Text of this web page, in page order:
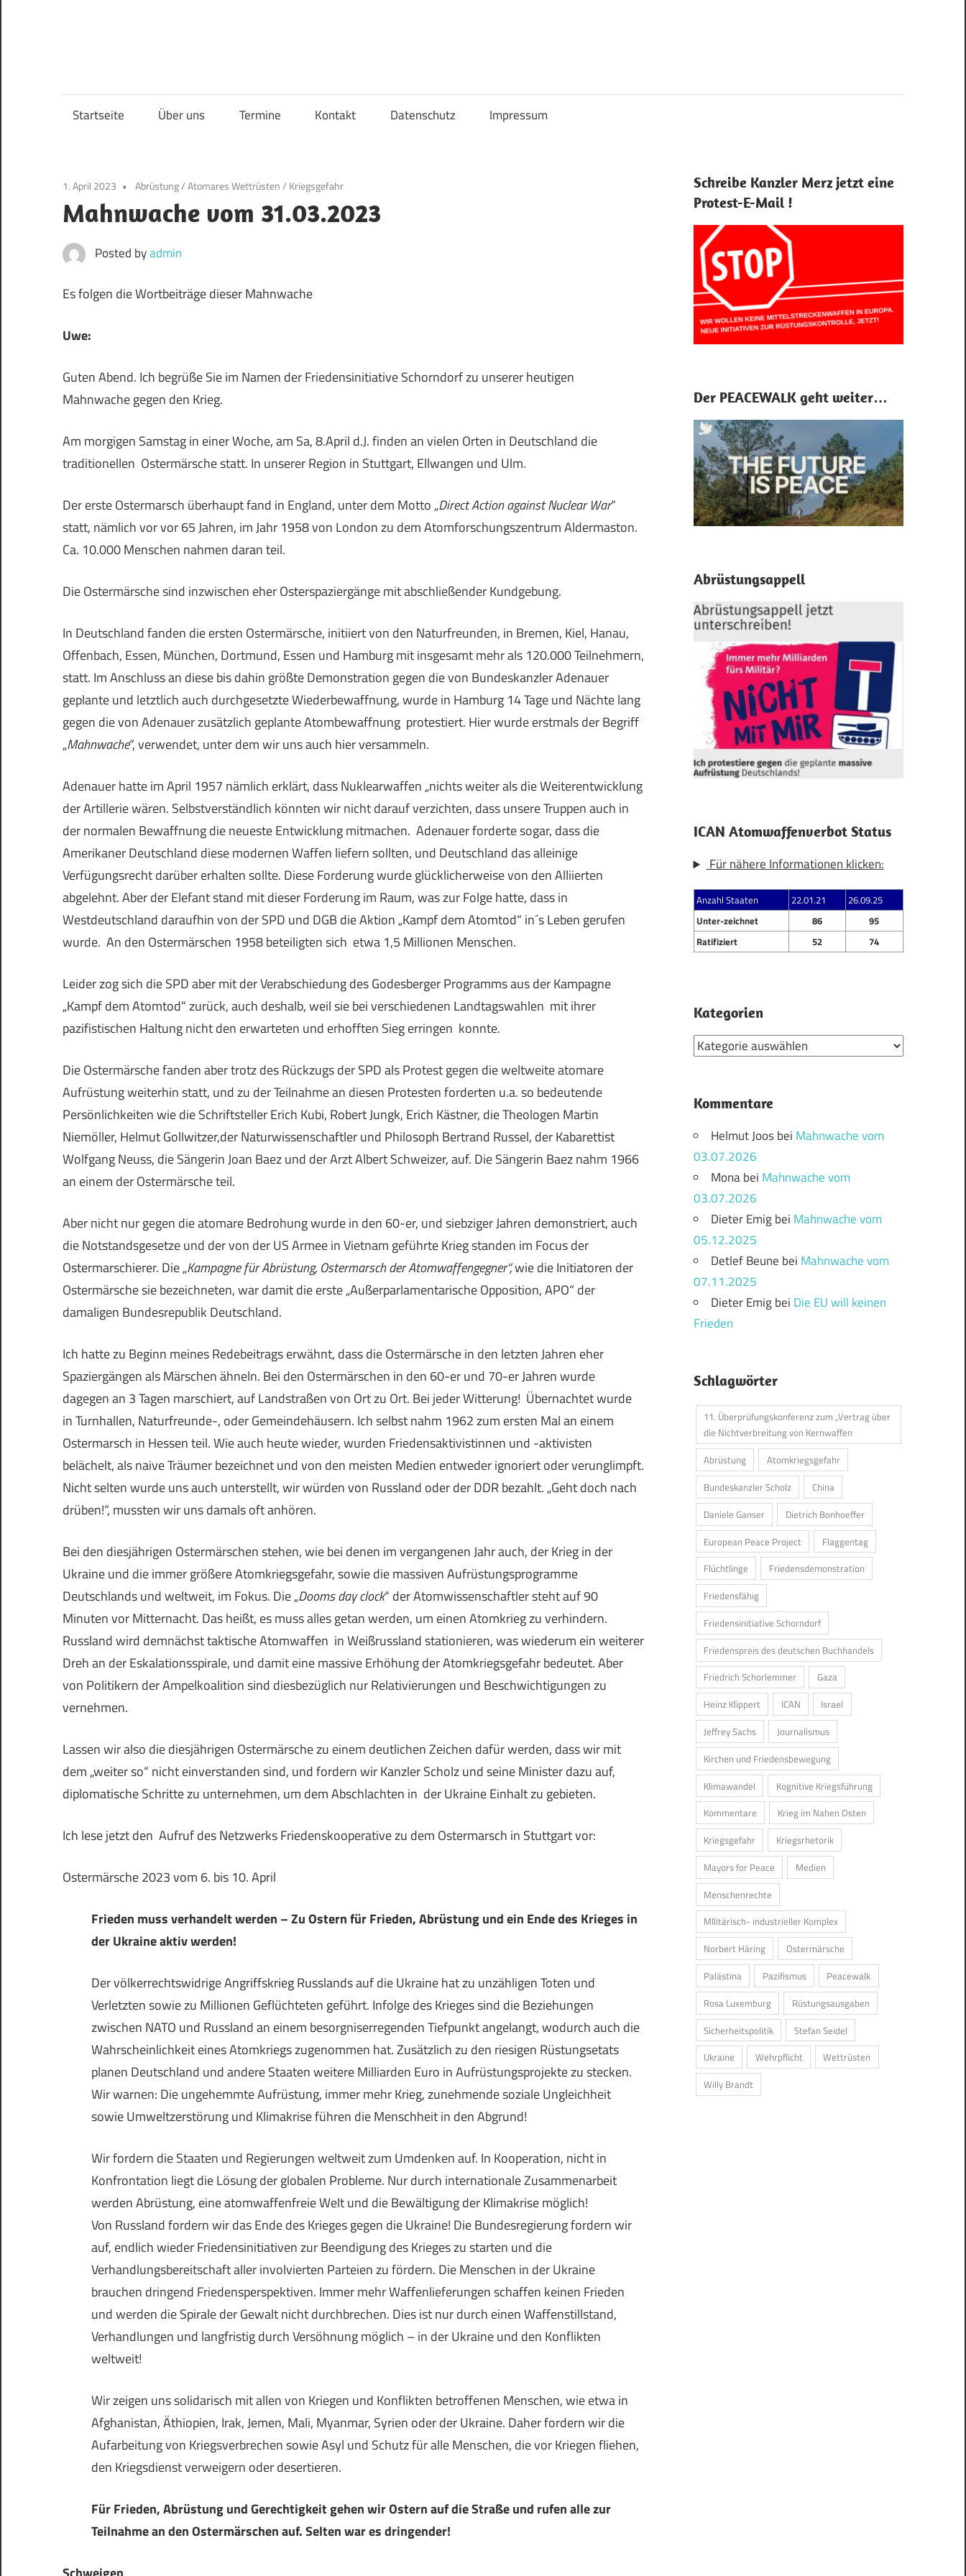
Startseite Über uns Termine Kontakt Datenschutz Impressum
1. April 2023 Abrüstung/Atomares Wettrüsten/ Kriegsgefahr
Mahnwache vom 31.03.2023
Posted byadmin
Es folgen die Wortbeiträge dieser Mahnwache
Uwe:
Guten Abend. Ich begrüße Sie im Namen der Friedensinitiative Schorndorf zu unserer heutigen
Mahnwache gegen den Krieg.
Am morgigen Samstag in einer Woche, am Sa, 8.April d.J. finden an vielen Orten in Deutschland die
traditionellen Ostermärsche statt. In unserer Region in Stuttgart, Ellwangen und Ulm.
Der erste Ostermarsch überhaupt fand in England, unter dem Motto „Direct Actionagainst Nuclear War“
statt, nämlich vor vor 65 Jahren, im Jahr 1958 von London zu dem Atomforschungszentrum Aldermaston.
Ca. 10.000 Menschen nahmen daran teil.
Die Ostermärsche sind inzwischen eher Osterspaziergänge mit abschließender Kundgebung.
In Deutschland fanden die ersten Ostermärsche, initiiert von den Naturfreunden, in Bremen, Kiel, Hanau,
Offenbach, Essen, München, Dortmund, Essen und Hamburg mit insgesamt mehr als 120.000 Teilnehmern,
statt. Im Anschluss an diese bis dahin größte Demonstration gegen die von Bundeskanzler Adenauer
geplante und letztlich auch durchgesetzte Wiederbewaffnung, wurde in Hamburg 14 Tage und Nächte lang
gegen die von Adenauer zusätzlich geplante Atombewaffnung protestiert. Hier wurde erstmals der Begriff
„Mahnwache“, verwendet, unter dem wir uns auch hier versammeln.
Adenauer hatte im April 1957 nämlich erklärt, dass Nuklearwaffen „nichts weiter als die Weiterentwicklung
der Artillerie wären. Selbstverständlich könnten wir nicht darauf verzichten, dass unsere Truppen auch in
der normalen Bewaffnung die neueste Entwicklung mitmachen. Adenauer forderte sogar, dass die
Amerikaner Deutschland diese modernen Waffen liefern sollten, und Deutschland das alleinige
Verfügungsrecht darüber erhalten sollte. Diese Forderung wurde glücklicherweise von den Alliierten
abgelehnt. Aber der Elefant stand mit dieser Forderung im Raum, was zur Folge hatte, dass in
Westdeutschland daraufhin von der SPD und DGB die Aktion „Kampf dem Atomtod“ in´s Leben gerufen
wurde. An den Ostermärschen 1958 beteiligten sich etwa 1,5 Millionen Menschen.
Leider zog sich die SPD aber mit der Verabschiedung des Godesberger Programms aus der Kampagne
„Kampf dem Atomtod“ zurück, auch deshalb, weil sie bei verschiedenen Landtagswahlen mit ihrer
pazifistischen Haltung nicht den erwarteten und erhofften Sieg erringen konnte.
Die Ostermärsche fanden aber trotz des Rückzugs der SPD als Protest gegen die weltweite atomare
Aufrüstung weiterhin statt, und zu der Teilnahme an diesen Protesten forderten u.a. so bedeutende
Persönlichkeiten wie die Schriftsteller Erich Kubi, Robert Jungk, Erich Kästner, die Theologen Martin
Niemöller, Helmut Gollwitzer,der Naturwissenschaftler und Philosoph Bertrand Russel, der Kabarettist
Wolfgang Neuss, die Sängerin Joan Baez und der Arzt Albert Schweizer, auf. Die Sängerin Baez nahm 1966
an einem der Ostermärsche teil.
Aber nicht nur gegen die atomare Bedrohung wurde in den 60-er, und siebziger Jahren demonstriert, auch
die Notstandsgesetze und der von der US Armee in Vietnam geführte Krieg standen im Focus der
Ostermarschierer. Die „Kampagne für Abrüstung, Ostermarsch der Atomwaffengegner“,wie die Initiatoren der
Ostermärsche sie bezeichneten, war damit die erste „Außerparlamentarische Opposition, APO“ der
damaligen Bundesrepublik Deutschland.
Ich hatte zu Beginn meines Redebeitrags erwähnt, dass die Ostermärsche in den letzten Jahren eher
Spaziergängen als Märschen ähneln. Bei den Ostermärschen in den 60-er und 70-er Jahren wurde
dagegen an 3 Tagen marschiert, auf Landstraßen von Ort zu Ort. Bei jeder Witterung! Übernachtet wurde
in Turnhallen, Naturfreunde-, oder Gemeindehäusern. Ich selbst nahm 1962 zum ersten Mal an einem
Ostermarsch in Hessen teil. Wie auch heute wieder, wurden Friedensaktivistinnen und -aktivisten
belächelt, als naive Träumer bezeichnet und von den meisten Medien entweder ignoriert oder verunglimpft.
Nicht selten wurde uns auch unterstellt, wir würden von Russland oder der DDR bezahlt. „Geht doch nach
drüben!“, mussten wir uns damals oft anhören.
Bei den diesjährigen Ostermärschen stehen, wie bei denen im vergangenen Jahr auch, der Krieg in der
Ukraine und die immer größere Atomkriegsgefahr, sowie die massiven Aufrüstungsprogramme
Deutschlands und weltweit, im Fokus. Die „Dooms day clock“ der Atomwissenschaftler steht auf 90
Minuten vor Mitternacht. Das heißt, es muss alles getan werden, um einen Atomkrieg zu verhindern.
Russland wird demnächst taktische Atomwaffen in Weißrussland stationieren, was wiederum ein weiterer
Dreh an der Eskalationsspirale, und damit eine massive Erhöhung der Atomkriegsgefahr bedeutet. Aber
von Politikern der Ampelkoalition sind diesbezüglich nur Relativierungen und Beschwichtigungen zu
vernehmen.
Lassen wir also die diesjährigen Ostermärsche zu einem deutlichen Zeichen dafür werden, dass wir mit
dem „weiter so“ nicht einverstanden sind, und fordern wir Kanzler Scholz und seine Minister dazu auf,
diplomatische Schritte zu unternehmen, um dem Abschlachten in der Ukraine Einhalt zu gebieten.
Ich lese jetzt den Aufruf des Netzwerks Friedenskooperative zu dem Ostermarsch in Stuttgart vor:
Ostermärsche 2023 vom 6. bis 10. April
Frieden muss verhandelt werden – Zu Ostern für Frieden, Abrüstung und ein Ende des Krieges in
der Ukraine aktiv werden!
Der völkerrechtswidrige Angriffskrieg Russlands auf die Ukraine hat zu unzähligen Toten und
Verletzten sowie zu Millionen Geflüchteten geführt. Infolge des Krieges sind die Beziehungen
zwischen NATO und Russland an einem besorgniserregenden Tiefpunkt angelangt, wodurch auch die
Wahrscheinlichkeit eines Atomkriegs zugenommen hat. Zusätzlich zu den riesigen Rüstungsetats
planen Deutschland und andere Staaten weitere Milliarden Euro in Aufrüstungsprojekte zu stecken.
Wir warnen: Die ungehemmte Aufrüstung, immer mehr Krieg, zunehmende soziale Ungleichheit
sowie Umweltzerstörung und Klimakrise führen die Menschheit in den Abgrund!
Wir fordern die Staaten und Regierungen weltweit zum Umdenken auf. In Kooperation, nicht in
Konfrontation liegt die Lösung der globalen Probleme. Nur durch internationale Zusammenarbeit
werden Abrüstung, eine atomwaffenfreie Welt und die Bewältigung der Klimakrise möglich!
Von Russland fordern wir das Ende des Krieges gegen die Ukraine! Die Bundesregierung fordern wir
auf, endlich wieder Friedensinitiativen zur Beendigung des Krieges zu starten und die
Verhandlungsbereitschaft aller involvierten Parteien zu fördern. Die Menschen in der Ukraine
brauchen dringend Friedensperspektiven. Immer mehr Waffenlieferungen schaffen keinen Frieden
und werden die Spirale der Gewalt nicht durchbrechen. Dies ist nur durch einen Waffenstillstand,
Verhandlungen und langfristig durch Versöhnung möglich – in der Ukraine und den Konflikten
weltweit!
Wir zeigen uns solidarisch mit allen von Kriegen und Konflikten betroffenen Menschen, wie etwa in
Afghanistan, Äthiopien, Irak, Jemen, Mali, Myanmar, Syrien oder der Ukraine. Daher fordern wir die
Aufarbeitung von Kriegsverbrechen sowie Asyl und Schutz für alle Menschen, die vor Kriegen fliehen,
den Kriegsdienst verweigern oder desertieren.
Für Frieden, Abrüstung und Gerechtigkeit gehen wir Ostern auf die Straße und rufen alle zur
Teilnahme an den Ostermärschen auf. Selten war es dringender!
Schreibe Kanzler Merz jetzt eine
Protest-E-Mail !
Der PEACEWALK geht weiter…
Abrüstungsappell
ICAN Atomwaffenverbot Status
Für nähere Informationen klicken:
Anzahl Staaten 22.01.21
26.09.25
Unter-zeichnet
86
95
Ratifiziert
52 74
Kategorien
Kategorien
Kommentare
Helmut Joosbei Mahnwache vom
03.07.2026
Monabei Mahnwache vom
03.07.2026
Dieter Emigbei Mahnwache vom
05.12.2025
Detlef Beune bei Mahnwache vom
07.11.2025
Dieter Emigbei Die EU will keinen
Frieden
Schlagwörter
11. Überprüfungskonferenz zum „Vertrag über
die Nichtverbreitung von Kernwaffen
Abrüstung
Atomkriegsgefahr
Bundeskanzler Scholz
China
Daniele Ganser
Dietrich Bonhoeffer
European Peace Project
Flaggentag
Flüchtlinge
Friedensdemonstration
Friedensfähig
Friedensinitiative Schorndorf
Friedenspreis des deutschen Buchhandels
Friedrich Schorlemmer
Gaza
Heinz Klippert
ICAN
Israel
Jeffrey Sachs
Journalismus
Kirchen und Friedensbewegung
Klimawandel
Kognitive Kriegsführung
Kommentare
Krieg im Nahen Osten
Kriegsgefahr
Kriegsrhetorik
Mayors for Peace
Medien
Menschenrechte
MIlitärisch- industrieller Komplex
Norbert Häring
Ostermärsche
Palästina
Pazifismus
Peacewalk
Rosa Luxemburg
Rüstungsausgaben
Sicherheitspolitik
Stefan Seidel
Ukraine
Wehrpflicht
Wettrüsten
Willy Brandt